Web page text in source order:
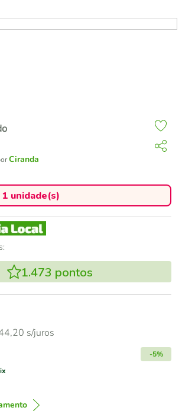
Ciranda
unidade(s)
1.473 pontos
,20 s/juros
-5%